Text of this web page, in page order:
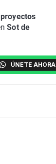
Sot de
ÚNETE AHORA